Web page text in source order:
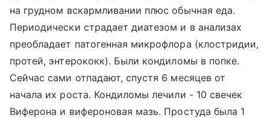
на грудном вскармливании плюс обычная еда.
Периодически страдает диатезом и в анализах
преобладает патогенная микрофлора (клостридии,
протей, энтерококк). Были кондиломы в попке.
Сейчас сами отпадают, спустя 6 месяцев от
начала их роста. Кондиломы лечили - 10 свечек
Виферона и вифероновая мазь. Простуда была 1